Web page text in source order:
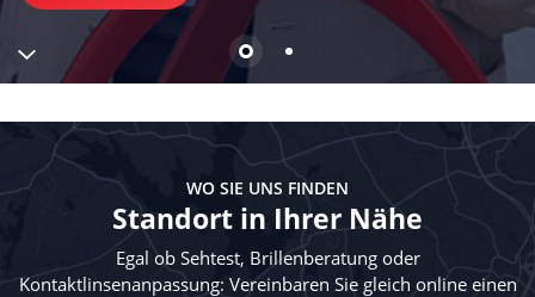
WO SIE UNS FINDEN
Standort in Ihrer Nähe
Egal ob Sehtest, Brillenberatung oder
Kontaktlinsenanpassung: Vereinbaren Sie gleich online einen